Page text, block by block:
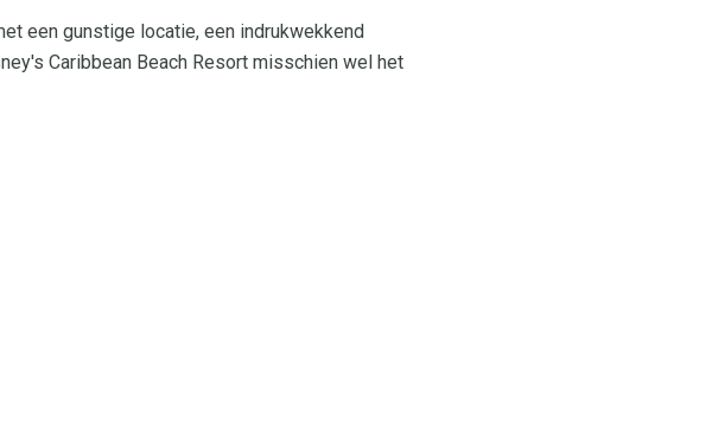
een gunstige locatie, een indrukwekkend
Caribbean Beach Resort misschien wel het